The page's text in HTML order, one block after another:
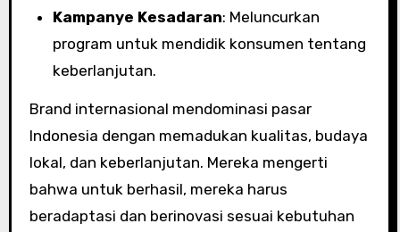
Kampanye Kesadaran: Meluncurkan
program untuk mendidik konsumen tentang
keberlanjutan.
Brand internasional mendominasi pasar
Indonesia dengan memadukan kualitas, budaya
lokal, dan keberlanjutan. Mereka mengerti
bahwa untuk berhasil, mereka harus
beradaptasi dan berinovasi sesuai kebutuhan